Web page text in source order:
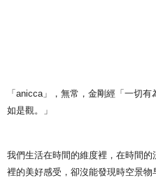
「anicca」，無常，金剛經「一切
如是觀。」
我們生活在時間的維度裡，在時間
裡的美好感受，卻沒能發現時空景